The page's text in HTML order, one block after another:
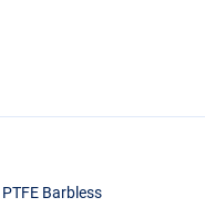
PTFE Barbless